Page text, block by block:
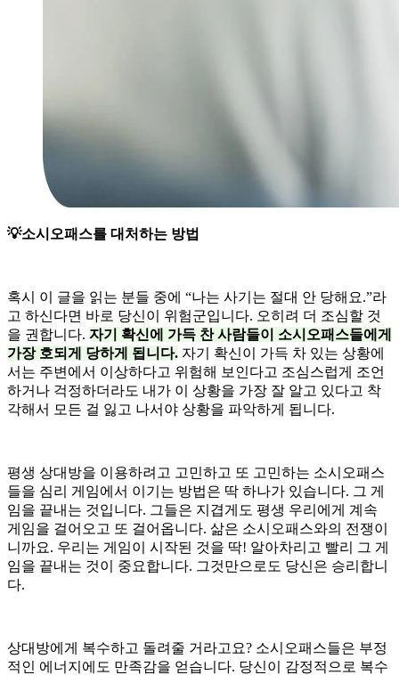
💡소시오패스를 대처하는 방법
혹시 이 글을 읽는 분들 중에 “나는 사기는 절대 안 당해요.”라
고 하신다면 바로 당신이 위험군입니다. 오히려 더 조심할 것
을 권합니다. 자기 확신에 가득 찬 사람들이 소시오패스들에게
가장 호되게 당하게 됩니다. 자기 확신이 가득 차 있는 상황에
서는 주변에서 이상하다고 위험해 보인다고 조심스럽게 조언
하거나 걱정하더라도 내가 이 상황을 가장 잘 알고 있다고 착
각해서 모든 걸 잃고 나서야 상황을 파악하게 됩니다.
평생 상대방을 이용하려고 고민하고 또 고민하는 소시오패스
들을 심리 게임에서 이기는 방법은 딱 하나가 있습니다. 그 게
임을 끝내는 것입니다. 그들은 지겹게도 평생 우리에게 계속
게임을 걸어오고 또 걸어옵니다. 삶은 소시오패스와의 전쟁이
니까요. 우리는 게임이 시작된 것을 딱! 알아차리고 빨리 그 게
임을 끝내는 것이 중요합니다. 그것만으로도 당신은 승리합니
다.
상대방에게 복수하고 돌려줄 거라고요? 소시오패스들은 부정
적인 에너지에도 만족감을 얻습니다. 당신이 감정적으로 복수